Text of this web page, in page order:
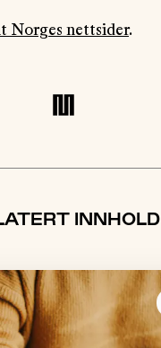
Norges nettsider.
INNHOLD